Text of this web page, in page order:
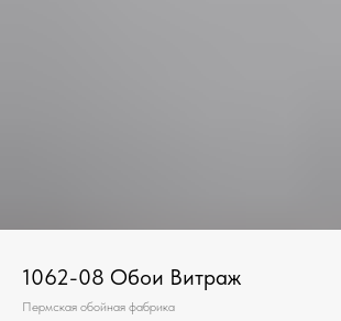
1062-08 Обои Витраж
Пермская обойная фабрика